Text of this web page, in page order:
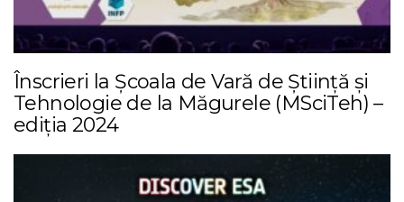
Înscrieri la Școala de Vară de Știință și
Tehnologie de la Măgurele (MSciTeh) –
ediția 2024